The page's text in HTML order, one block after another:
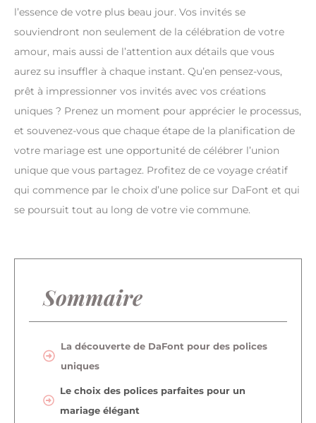
l’essence de votre plus beau jour. Vos invités se
souviendront non seulement de la célébration de votre
amour, mais aussi de l’attention aux détails que vous
aurez su insuffler à chaque instant. Qu’en pensez-vous,
prêt à impressionner vos invités avec vos créations
uniques ? Prenez un moment pour apprécier le processus,
et souvenez-vous que chaque étape de la planification de
votre mariage est une opportunité de célébrer l’union
unique que vous partagez. Profitez de ce voyage créatif
qui commence par le choix d’une police sur DaFont et qui
se poursuit tout au long de votre vie commune.
Sommaire
La découverte de DaFont pour des polices
uniques
Le choix des polices parfaites pour un
mariage élégant